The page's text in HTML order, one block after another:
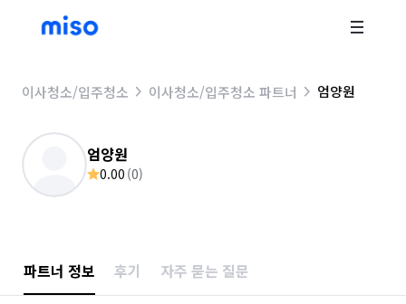
이사청소/입주청소 이사청소/입주청소 파트너 엄양원
엄양원
0.00 (0)
파트너 정보 후기 자주 묻는 질문